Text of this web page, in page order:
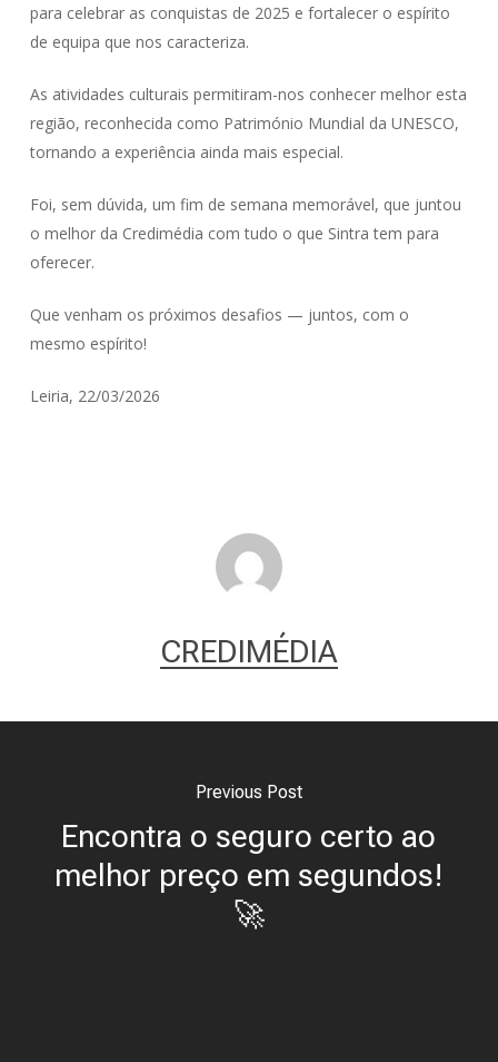
para celebrar as conquistas de 2025 e fortalecer o espírito
de equipa que nos caracteriza.
As atividades culturais permitiram-nos conhecer melhor esta
região, reconhecida como Património Mundial da UNESCO,
tornando a experiência ainda mais especial.
Foi, sem dúvida, um fim de semana memorável, que juntou
o melhor da Credimédia com tudo o que Sintra tem para
oferecer.
Que venham os próximos desafios — juntos, com o
mesmo espírito!
Leiria, 22/03/2026
CREDIMÉDIA
Previous Post
Encontra o seguro certo ao
melhor preço em segundos!
🚀